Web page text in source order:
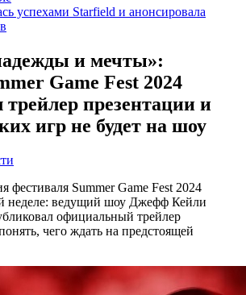
успехами Starfield и анонсировала
и мечты»:
Game Fest 2024
трейлер презентации и
игр не будет на шоу
фестиваля Summer Game Fest 2024
неделе: ведущий шоу Джефф Кейли
официальный трейлер
чего ждать на предстоящей